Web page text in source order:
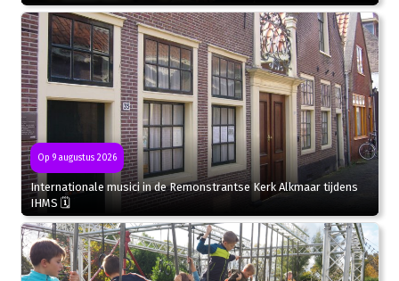
Op 9 augustus 2026
Internationale musici in de Remonstrantse Kerk Alkmaar tijdens
IHMS 🗓